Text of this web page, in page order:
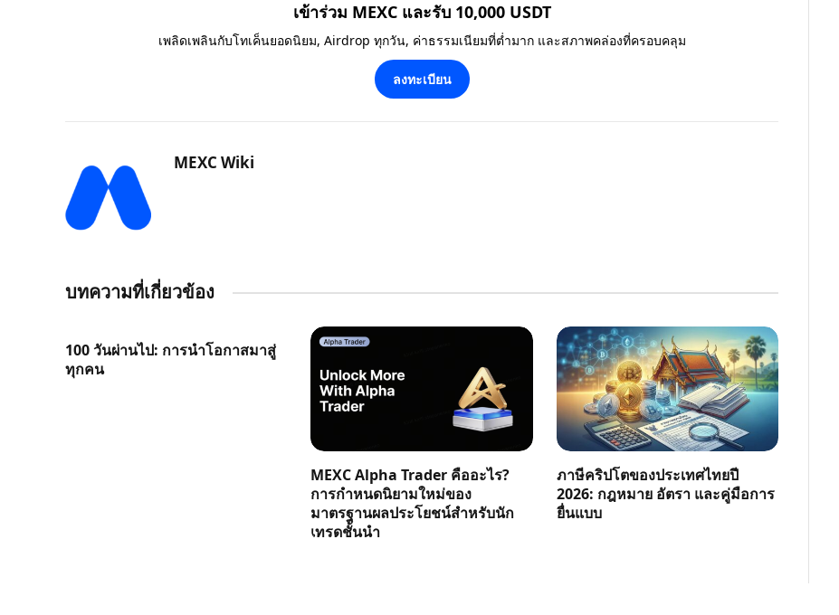
เข้าร่วม MEXC และรับ 10,000 USDT
เพลิดเพลินกับโทเค็นยอดนิยม, Airdrop ทุกวัน, ค่าธรรมเนียมที่ต่ำมาก และสภาพคล่องที่ครอบคลุม
ลงทะเบียน
MEXC Wiki
บทความที่เกี่ยวข้อง
100 วันผ่านไป: การนำโอกาสมาสู่
ทุกคน
MEXC Alpha Trader คืออะไร?
การกำหนดนิยามใหม่ของ
มาตรฐานผลประโยชน์สำหรับนัก
เทรดชั้นนำ
ภาษีคริปโตของประเทศไทยปี
2026: กฎหมาย อัตรา และคู่มือการ
ยื่นแบบ